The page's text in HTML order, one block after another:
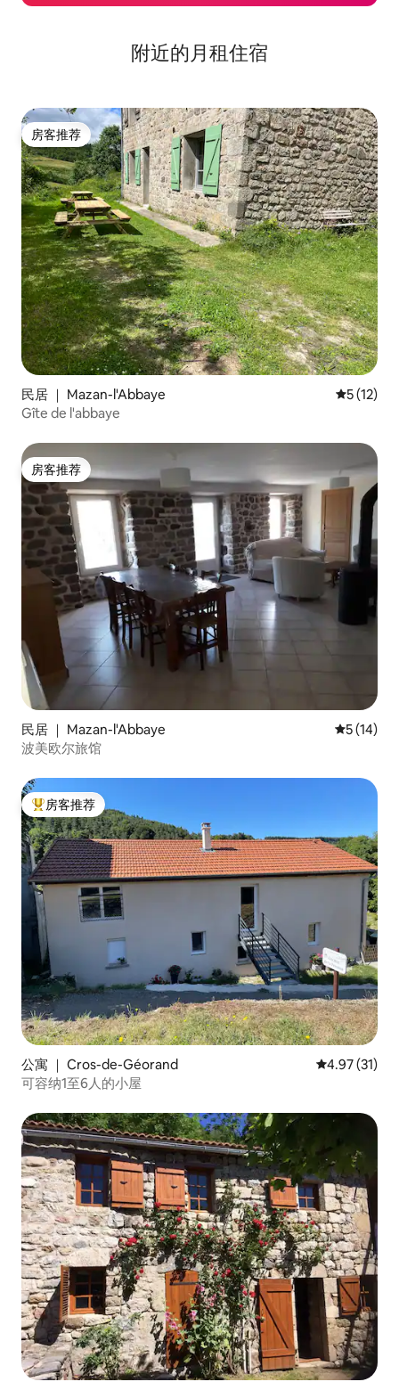
附近的月租住宿
房客推荐
房客推荐
民居 ｜ Mazan-l'Abbaye 平均评分
5 (12)
Gîte de l'abbaye
房客推荐
房客推荐
民居 ｜ Mazan-l'Abbaye 平均评分
5 (14)
波美欧尔旅馆
热门「房客推荐」
房客推荐
公寓 ｜ Cros-de-Géorand 平均评分
4.97 (31)
可容纳1至6人的小屋